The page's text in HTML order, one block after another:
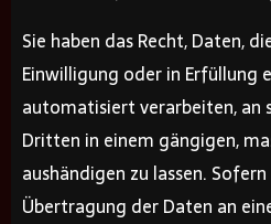
Sie haben das Recht, Daten,
Einwilligung oder in Erfüllung
automatisiert verarbeiten, an
Dritten in einem gängigen,
aushändigen zu lassen.
Übertragung der Daten an